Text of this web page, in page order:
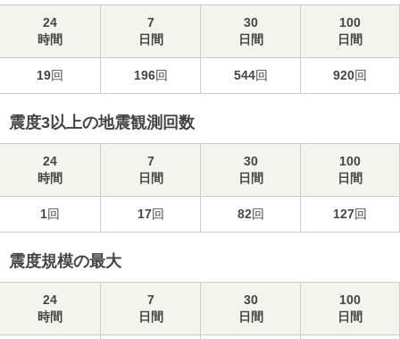
24
時間
7
日間
30
日間
100
日間
19回 196回 544回 920回
震度3以上の地震観測回数
24
時間
7
日間
30
日間
100
日間
1回 17回 82回 127回
震度規模の最大
24
時間
7
日間
30
日間
100
日間